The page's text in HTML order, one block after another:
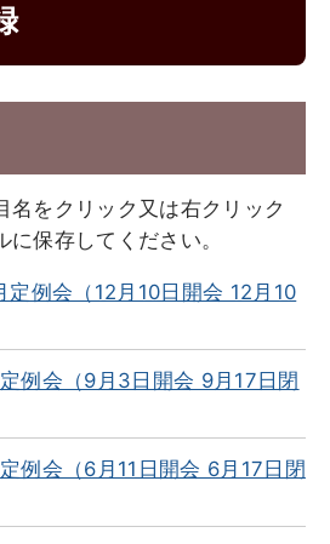
名をクリック又は右クリック
に保存してください。
定例会（12月10日開会 12月10
例会（9月3日開会 9月17日閉
例会（6月11日開会 6月17日閉